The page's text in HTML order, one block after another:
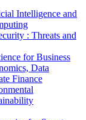
Intelligence and
: Threats and
for Business
Data
Finance